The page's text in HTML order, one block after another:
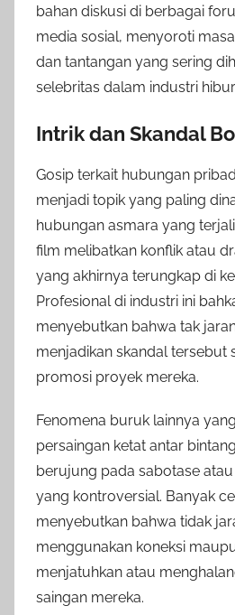
bahan diskusi di berbagai
media sosial, menyoroti
dan tantangan yang sering
selebritas dalam industri
Intrik dan Skandal
Gosip terkait hubungan
menjadi topik yang paling
hubungan asmara yang
film melibatkan konflik atau
yang akhirnya terungkap di
Profesional di industri ini
menyebutkan bahwa tak
menjadikan skandal tersebut
promosi proyek mereka.
Fenomena buruk lainnya
persaingan ketat antar
berujung pada sabotase
yang kontroversial. Banyak
menyebutkan bahwa tidak
menggunakan koneksi
menjatuhkan atau
saingan mereka.